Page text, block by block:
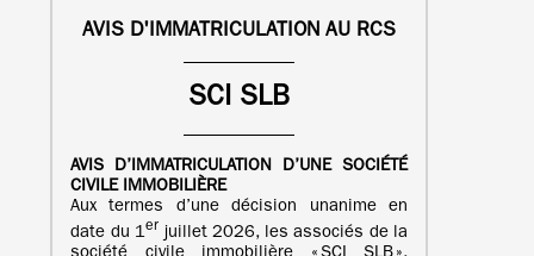
AVIS D'IMMATRICULATION AU RCS
SCI SLB
AVIS D’IMMATRICULATION D’UNE
SOCIÉTÉ
CIVILE IMMOBILIÈRE
Aux termes d’une décision unanime en
date du 1er juillet 2026, les associés de la